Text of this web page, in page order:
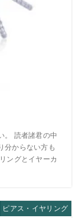
。 読者諸君の中
分からない方も
ングとイヤーカ
ピアス・イヤリング